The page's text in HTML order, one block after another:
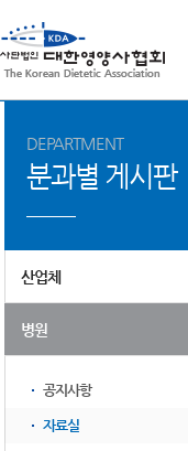
DEPARTMENT
분과별 게시판
산업체
병원
공지사항
자료실